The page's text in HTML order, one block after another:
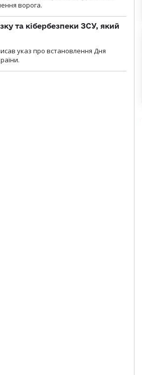
ворога.
та кібербезпеки ЗСУ, який
указ про встановлення Дня